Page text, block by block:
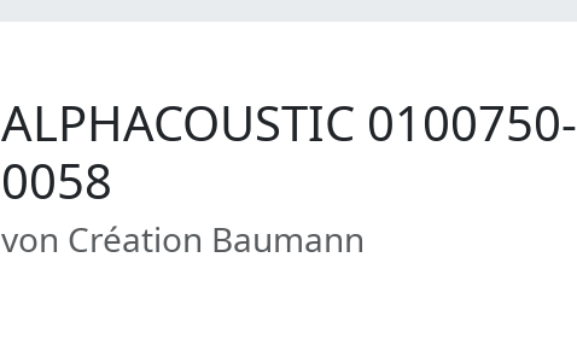
ALPHACOUSTIC 0100750-
0058
von Création Baumann